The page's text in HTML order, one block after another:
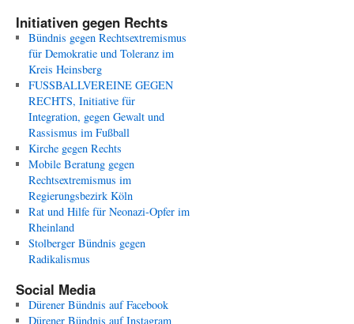
Initiativen gegen Rechts
Bündnis gegen Rechtsextremismus
für Demokratie und Toleranz im
Kreis Heinsberg
FUSSBALLVEREINE GEGEN
RECHTS, Initiative für
Integration, gegen Gewalt und
Rassismus im Fußball
Kirche gegen Rechts
Mobile Beratung gegen
Rechtsextremismus im
Regierungsbezirk Köln
Rat und Hilfe für Neonazi-Opfer im
Rheinland
Stolberger Bündnis gegen
Radikalismus
Social Media
Dürener Bündnis auf Facebook
Dürener Bündnis auf Instagram